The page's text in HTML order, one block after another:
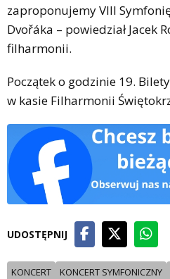
zaproponujemy VIII
Dvořáka – powiedział Jacek
filharmonii.
Początek o godzinie 19.
w kasie Filharmonii
UDOSTĘPNIJ
KONCERT KONCERT SYMFONICZNY